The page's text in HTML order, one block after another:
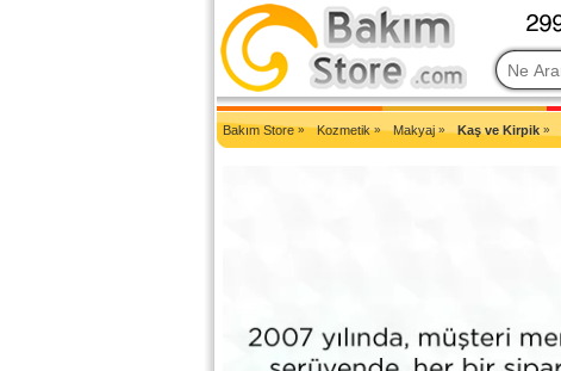
2007'den Beri Türkiye'nin En Güncel Bakım Ürünleri Eczane Sitesi
Bakım Store» Kozmetik» Makyaj » Kaş ve Kirpik »